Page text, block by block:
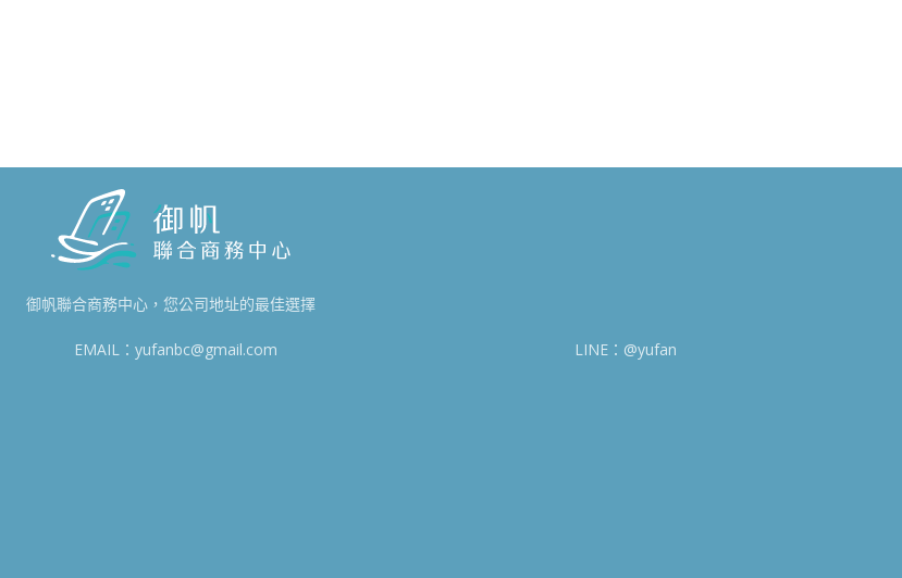
御帆聯合商務中心，您公司地址的最佳選擇
EMAIL：yufanbc@gmail.com LINE：@yufan